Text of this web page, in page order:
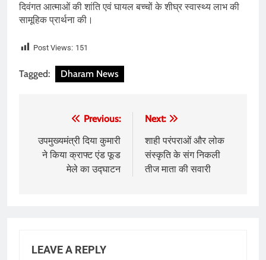
दिवंगत आत्माओं की शांति एवं घायल बच्चों के शीघ्र स्वास्थ्य लाभ की
सामूहिक प्रार्थना की।
Post Views: 151
Tagged: Dharam News
navigation
Previous:
उपमुख्यमंत्री दिया कुमारी
ने किया क्राफ्ट एंड फूड
मेले का उद्घाटन
Next:
शाही परंपराओं और लोक
संस्कृति के संग निकली
तीज माता की सवारी
LEAVE A REPLY